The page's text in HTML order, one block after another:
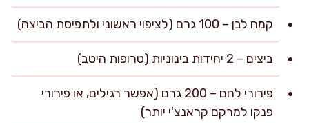
קמח לבן – 100 גרם (לציפוי ראשוני ולתפיסת הביצה)
ביצים – 2 יחידות בינוניות (טרופות היטב)
פירורי לחם – 200 גרם (אפשר רגילים, או פירורי
פנקו למרקם קראנצ'י יותר)